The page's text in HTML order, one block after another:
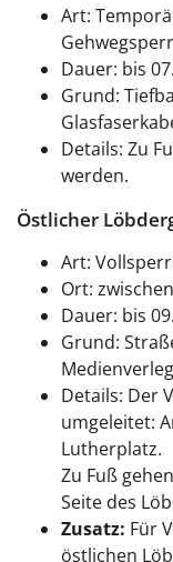
Art:
Dauer: bis
Grund:
Details: Zu
werden.
Östlicher
Art:
Ort:
Dauer: bis
Grund:
Details: Der
umgeleitet:
Lutherplatz.
Zu Fuß
Seite des
Zusatz: Für
östlichen